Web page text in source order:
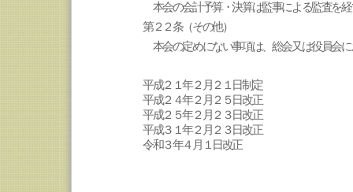
本会の会計予算・決算は監事による監査を
第２２条（その他）
本会の定めにない事項は、総会又は役員会
平成２１年２月２１日制定
平成２４年２月２５日改正
平成２５年２月２３日改正
平成３１年２月２３日改正
令和３年４月１日改正